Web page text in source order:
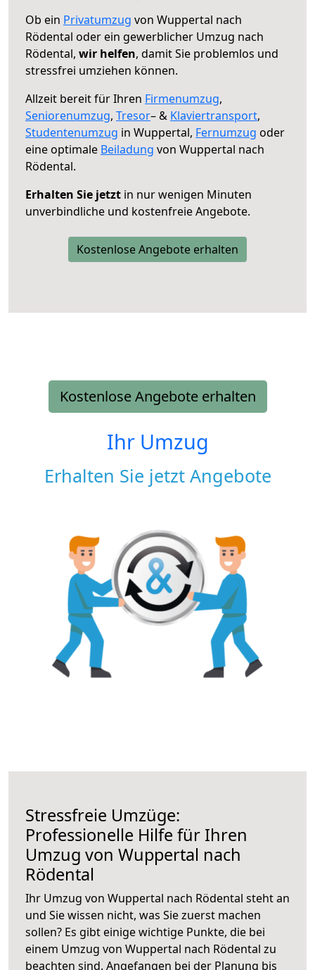
Ob ein Privatumzug von Wuppertal nach
Rödental oder ein gewerblicher Umzug nach
Rödental, wir helfen, damit Sie problemlos und
stressfrei umziehen können.
Allzeit bereit für Ihren Firmenumzug,
Seniorenumzug, Tresor– & Klaviertransport,
Studentenumzug in Wuppertal, Fernumzug oder
eine optimale Beiladung von Wuppertal nach
Rödental.
Erhalten Sie jetzt in nur wenigen Minuten
unverbindliche und kostenfreie Angebote.
Kostenlose Angebote erhalten
Kostenlose Angebote erhalten
Ihr Umzug
Erhalten Sie jetzt Angebote
Stressfreie Umzüge:
Professionelle Hilfe für Ihren
Umzug von Wuppertal nach
Rödental
Ihr Umzug von Wuppertal nach Rödental steht an
und Sie wissen nicht, was Sie zuerst machen
sollen? Es gibt einige wichtige Punkte, die bei
einem Umzug von Wuppertal nach Rödental zu
beachten sind. Angefangen bei der Planung bis